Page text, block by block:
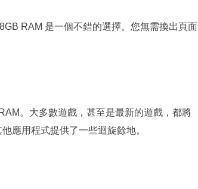
RAM 是一個不錯的選擇。您無需換出頁面
。大多數遊戲，甚至是最新的遊戲，都將
應用程式提供了一些迴旋餘地。